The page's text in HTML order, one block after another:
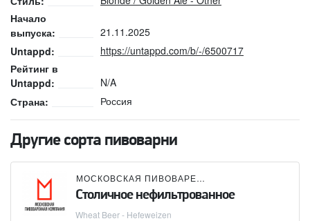
Начало
выпуска:
21.11.2025
Untappd:
https://untappd.com/b/-/6500717
Рейтинг в
Untappd:
N/A
Страна:
Россия
Другие сорта пивоварни
МОСКОВСКАЯ ПИВОВАРЕННАЯ КОМПАНИЯ (МПК)
Столичное нефильтрованное
Wheat Beer - Hefeweizen